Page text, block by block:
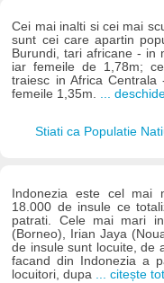
Cei mai inalti si cei mai
sunt cei care apartin
Burundi, tari africane - in
iar femeile de 1,78m;
traiesc in Africa
femeile 1,35m.
...
Stiati ca Populatie
Indonezia este cel mai
18.000 de insule ce
patrati. Cele mai mari
(Borneo), Irian Jaya
de insule sunt locuite, de
facand din Indonezia a
locuitori, dupa ... citește tot